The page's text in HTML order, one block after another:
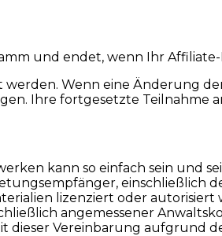
und endet, wenn Ihr
Wenn eine Änderung
Ihre fortgesetzte Teilnahme
kann so einfach sein und
einschließlich
lizenziert oder autorisiert
angemessener
Vereinbarung aufgrund